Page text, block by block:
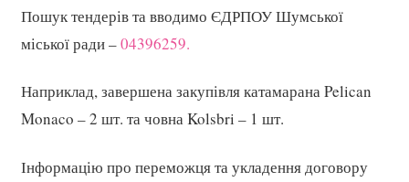
Пошук тендерів та вводимо ЄДРПОУ Шумської
міської ради –04396259.
Наприклад, завершена закупівля катамарана Pelican
Monaco – 2 шт. та човна Kolsbri – 1 шт.
Інформацію про переможця та укладення договору